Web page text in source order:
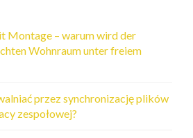
Montage – warum wird der
Wohnraum unter freiem
przez synchronizację plików
zespołowej?